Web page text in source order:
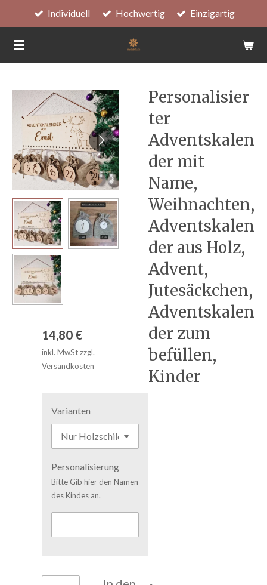
Hauptinhalt
springen
Individuell Hochwertig Einzigartig
Personalisier
ter
Adventskalen
der mit
Name,
Weihnachten,
Adventskalen
der aus Holz,
Advent,
Jutesäckchen,
Adventskalen
der zum
befüllen,
Kinder
14,80 €
inkl. MwSt zzgl.
Versandkosten
Varianten
Personalisierung
Bitte Gib hier den Namen
des Kindes an.